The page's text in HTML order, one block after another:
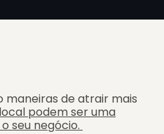
maneiras de atrair mais
podem ser uma
seu negócio.